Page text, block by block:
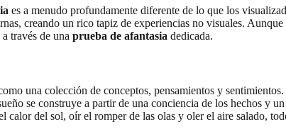
es a menudo profundamente diferente de lo que los
creando un rico tapiz de experiencias no visuales.
través de una prueba de afantasia dedicada.
una colección de conceptos, pensamientos y
se construye a partir de una conciencia de los hechos y
calor del sol, oír el romper de las olas y oler el aire salado,